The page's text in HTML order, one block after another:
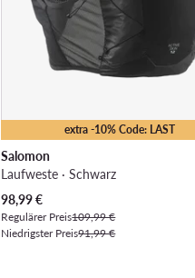
extra -10% Code: LAST
Salomon
Laufweste · Schwarz
Aktueller Preis
98,99€
Regulärer Preis109,99 €
Niedrigster Preis91,99 €